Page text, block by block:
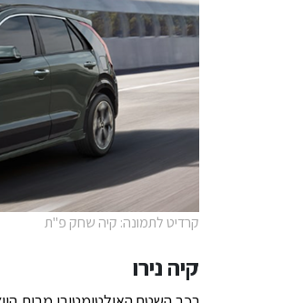
קרדיט לתמונה: קיה שחק פ"ת
קיה נירו